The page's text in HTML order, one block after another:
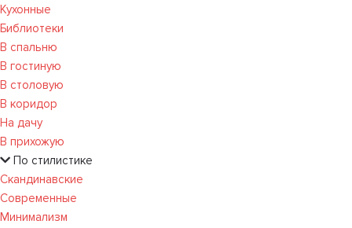
Кухонные
Библиотеки
В спальню
В гостиную
В столовую
В коридор
На дачу
В прихожую
По стилистике
Скандинавские
Современные
Минимализм